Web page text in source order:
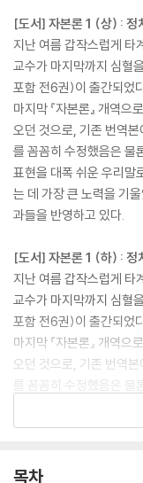
[도서] 자본론 1 (상) :
지난 여름 갑작스럽게 타
교수가 마지막까지 심혈
포함 전6권)이 출간되었
마지막 『자본론』 개역
오던 것으로, 기존 번역
를 꼼꼼히 수정했음은 물
표현을 대폭 쉬운 우리말
는 데 가장 큰 노력을 기울
과들을 반영하고 있다.
[도서] 자본론 1 (하) :
지난 여름 갑작스럽게 타
교수가 마지막까지 심혈
포함 전6권)이 출간되었
마지막 『자본론』 개역
오던 것으로, 기존 번역
를 꼼꼼히 수정했음은 물
표현을 대폭 쉬운 우리
는 데 가장 큰 노력을 기울
스-엥겔스 저작집
목차